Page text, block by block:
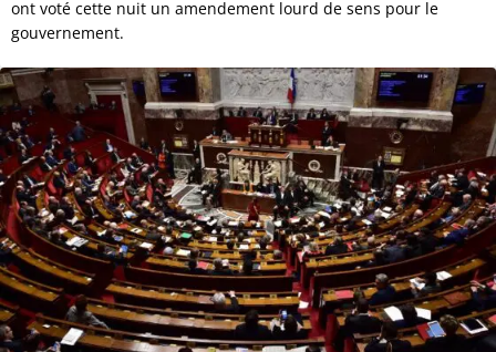
ont voté cette nuit un amendement lourd de sens pour le
gouvernement.